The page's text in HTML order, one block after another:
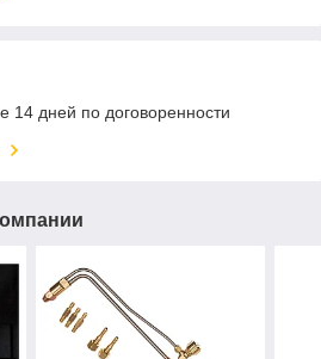
14 дней по договоренности